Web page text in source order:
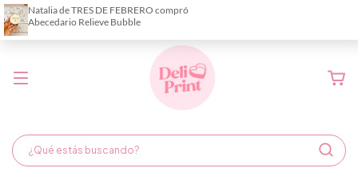
Demora de fabricación hasta 6 días hábiles